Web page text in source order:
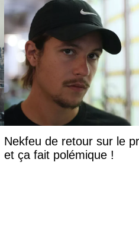
Nekfeu de retour sur le
et ça fait polémique !